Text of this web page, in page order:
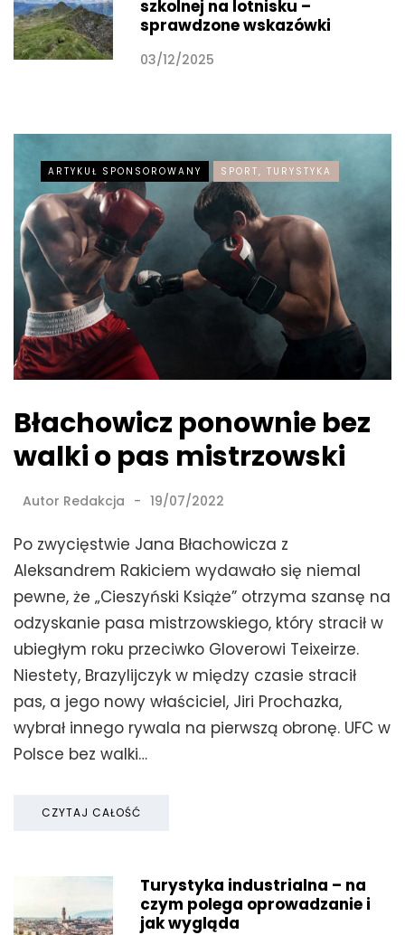
szkolnej na lotnisku –
sprawdzone wskazówki
03/12/2025
ARTYKUŁ SPONSOROWANY SPORT, TURYSTYKA
Błachowicz ponownie bez
walki o pas mistrzowski
Autor Redakcja 19/07/2022
Po zwycięstwie Jana Błachowicza z
Aleksandrem Rakiciem wydawało się niemal
pewne, że „Cieszyński Książe” otrzyma szansę na
odzyskanie pasa mistrzowskiego, który stracił w
ubiegłym roku przeciwko Gloverowi Teixeirze.
Niestety, Brazylijczyk w między czasie stracił
pas, a jego nowy właściciel, Jiri Prochazka,
wybrał innego rywala na pierwszą obronę. UFC w
Polsce bez walki…
CZYTAJ CAŁOŚĆ
Turystyka industrialna – na
czym polega oprowadzanie i
jak wygląda